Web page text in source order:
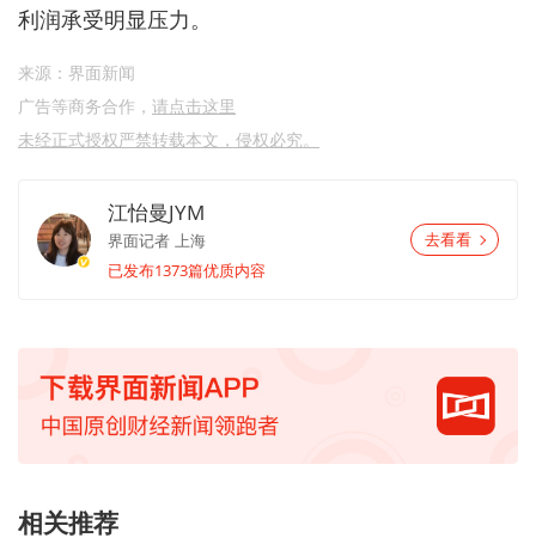
利润承受明显压力。
来源：界面新闻
广告等商务合作， 请点击这里
未经正式授权严禁转载本文，侵权必究。
江怡曼JYM
界面记者 上海
已发布1373篇优质内容
去看看
相关推荐